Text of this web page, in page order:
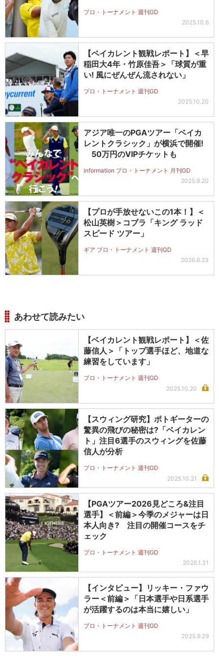
プロ・トーナメント 週刊GD
2025.10.6
【ベイカレント観戦レポート】＜早
稲田大4年・竹原佳吾＞「球質が重
い! 風にぜんぜん流されない」
プロ・トーナメント 週刊GD
2025.10.20
アジア唯一のPGAツアー「ベイカ
レントクラシック」が横浜で開催!
50万円のVIPチケットも
information プロ・トーナメント 月刊GD
2025.9.20
【プロが手放せないこの1本！】＜
松山英樹＞コブラ「キング ラッド
スピード ツアー」
ギア プロ・トーナメント 週刊GD
2026.6.23
あわせて読みたい
【ベイカレント観戦レポート】＜佐
藤信人＞「トップ選手ほど、地道な
練習をしています」
プロ・トーナメント 週刊GD
2025.10.20
【スウィング研究】ポトギーターの
驚異の飛びの秘密は?「ベイカレン
ト」注目6選手のスウィングを佐藤
信人が分析
プロ・トーナメント 週刊GD
2025.10.21
【PGAツアー2026見どころ&注目
選手】＜前編＞今季のメジャーは日
本人向き? 注目の開催コースをチ
ェック
プロ・トーナメント 週刊GD
2026.1.31
【インタビュー】リッキー・ファウ
ラー＜前編＞「日本選手や日系選手
が活躍するのは本当に嬉しい」
プロ・トーナメント 週刊GD
2025.9.29